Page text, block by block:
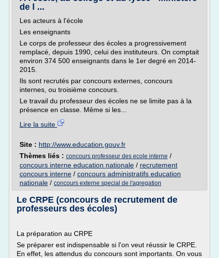
de l ...
Les acteurs à l'école
Les enseignants
Le corps de professeur des écoles a progressivement
remplacé, depuis 1990, celui des instituteurs. On comptait
environ 374 500 enseignants dans le 1er degré en 2014-
2015.
Ils sont recrutés par concours externes, concours
internes, ou troisième concours.
Le travail du professeur des écoles ne se limite pas à la
présence en classe. Même si les...
Lire la suite
Site : http://www.education.gouv.fr
Thèmes liés : concours professeur des ecole interne /
concours interne education nationale / recrutement
concours interne / concours administratifs education
nationale / concours externe special de l'agregation
Le CRPE (concours de recrutement de
professeurs des écoles)
La préparation au CRPE
Se préparer est indispensable si l'on veut réussir le CRPE.
En effet, les attendus du concours sont importants. On vous